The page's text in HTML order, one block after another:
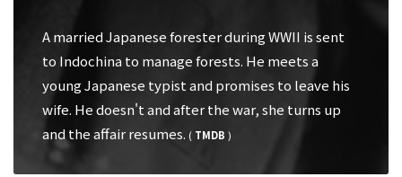
A married Japanese forester during WWII is sent
to Indochina to manage forests. He meets a
young Japanese typist and promises to leave his
wife. He doesn't and after the war, she turns up
and the affair resumes. ( TMDB )